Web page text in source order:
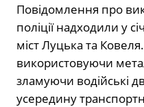
Повідомлення про
поліції надходили у
міст Луцька та
використовуючи
зламуючи водійські
усередину